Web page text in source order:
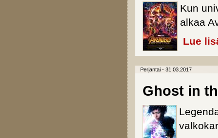
Kun
alkaa
Lue
Perjantai - 31.03.2017
Ghost in